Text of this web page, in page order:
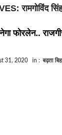
पदाधिकारी (CO)
में एक और सिक्स
ईशान किशन
रामगोविंद
फोरलेन..
31, 2020 in : बढ़ता